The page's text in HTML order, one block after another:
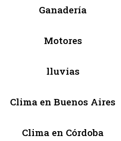
Ganadería
Motores
lluvias
Clima en Buenos Aires
Clima en Córdoba